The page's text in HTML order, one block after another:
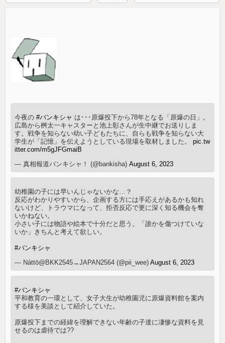
今夜の#バンキシャ は･･･原爆投下から78年となる「原爆の日」。
広島から桝太一キャスターと池上彰さんが生中継でお送りしま
す。戦争を知らない幼い子どもたちに、自らも戦争を知らない大
学生が「記憶」を伝えようとしている現場を取材しました。pic.tw
itter.com/m5gJFGmaiB
— 真相報道バンキシャ！ (@bankisha)August 6, 2023
幼稚園の子には早いんじゃないかな…？
反応がわかりやすいから、企画する方には手応えがあるかも知れ
ないけど、トラウマになって、拒否反応で更に深く知る機会を奪
いかねない。
小さい子には物語や絵本で十分だと思う。「誰かを傷つけていな
いか」きちんと考えて欲しい。
#バンキシャ
— Náttō@BKK2545→JAPAN2564 (@pii_wee)August 6, 2023
#バンキシャ
平和教育の一環として、女子大生が幼稚園児に原爆資料館を案内
する様を美談として紹介していた。
原爆投下までの経緯を理解できない年齢の子達に凄惨な資料を見
せるのは虐待では??